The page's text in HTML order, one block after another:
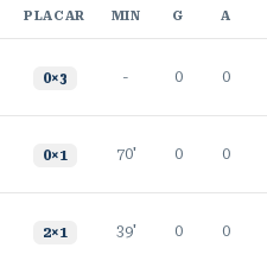
PLACAR MIN G A
0×3 - 0 0
0×1 70' 0 0
2×1 39' 0 0